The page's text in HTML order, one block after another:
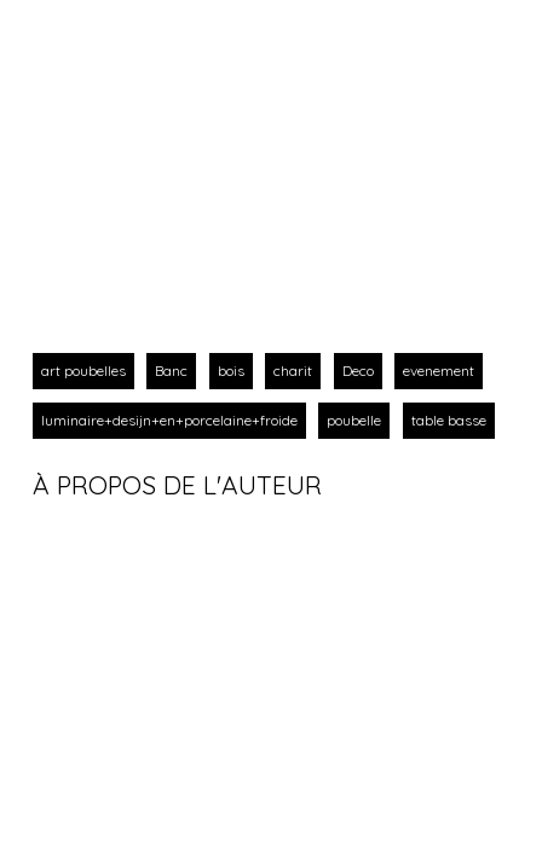
art poubelles Banc bois charit Deco evenement
luminaire+desijn+en+porcelaine+froide poubelle table basse
À PROPOS DE L'AUTEUR